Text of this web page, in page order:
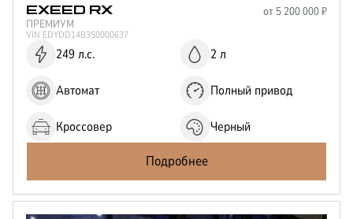
EXEED RX от 5 200 000₽
ПРЕМИУМ
VIN EDYDD14B3S0000637
249 л.с. 2 л
Автомат Полный привод
Кроссовер Черный
Подробнее